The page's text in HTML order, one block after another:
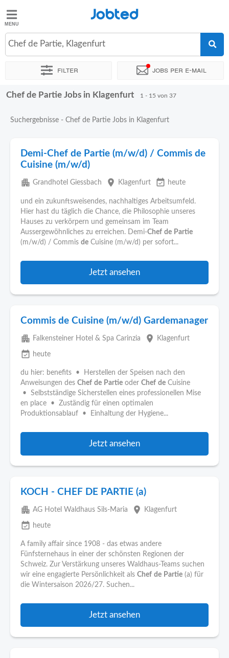
Jobted
Jobs
Jobted
Chef de Partie, Klagenfurt
Filter Jobs per e-mail
Sortieren nach Genauer Standort Unternehmen
Chef de Partie Jobs in Klagenfurt 1 - 15 von 37
Suchergebnisse - Chef de Partie Jobs in Klagenfurt
Demi-Chef de Partie (m/w/d) / Commis de
Cuisine (m/w/d)
apartment Grandhotel Giessbach place Klagenfurt event_available heute
und ein zukunftsweisendes, nachhaltiges Arbeitsumfeld.
Hier hast du täglich die Chance, die Philosophie unseres
Hauses zu verkörpern und gemeinsam im Team
Aussergewöhnliches zu erreichen. Demi-Chef de Partie
(m/w/d) / Commis de Cuisine (m/w/d) per sofort...
Jetzt ansehen
Commis de Cuisine (m/w/d) Gardemanager
apartment Falkensteiner Hotel & Spa Carinzia place Klagenfurt
event_available heute
du hier: benefits • Herstellen der Speisen nach den
Anweisungen des Chef de Partie oder Chef de Cuisine
• Selbstständige Sicherstellen eines professionellen Mise
en place • Zuständig für einen optimalen
Produktionsablauf • Einhaltung der Hygiene...
Jetzt ansehen
KOCH - CHEF DE PARTIE (a)
apartment AG Hotel Waldhaus Sils-Maria place Klagenfurt
event_available heute
A family affair since 1908 - das etwas andere
Fünfsternehaus in einer der schönsten Regionen der
Schweiz. Zur Verstärkung unseres Waldhaus-Teams suchen
wir eine engagierte Persönlichkeit als Chef de Partie (a) für
die Wintersaison 2026/27. Suchen...
Jetzt ansehen